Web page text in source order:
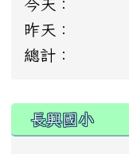
今天：
昨天：
總計：
:::
長興國小